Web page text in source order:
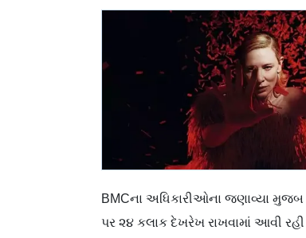
BMCના અધિકારીઓના જણાવ્યા મુજબ
પર ૨૪ કલાક દેખરેખ રાખવામાં આવી